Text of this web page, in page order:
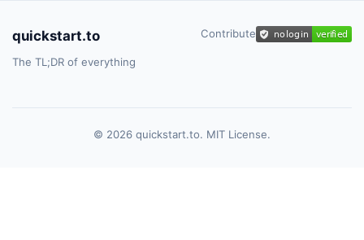
quickstart.to
The TL;DR of everything
Contribute
© 2026 quickstart.to. MIT License.